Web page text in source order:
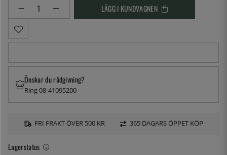
LÄGG I KUNDVAGNEN
Lagerstatus
Önskar du rådgivning?
Ring 08-41095200
FRI FRAKT ÖVER 500 KR 365 DAGARS ÖPPET KÖP